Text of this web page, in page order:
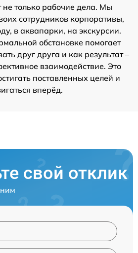
только рабочие дела. Мы
сотрудников корпоративы,
в аквапарки, на экскурсии.
обстановке помогает
друг друга и как результат –
взаимодействие. Это
поставленных целей и
вперёд.
свой отклик